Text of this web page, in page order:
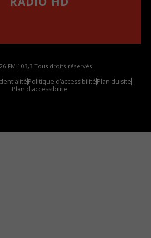
FM 103,3 Tous droits réservés.
Politique d’accessibilitéPlan du site
Plan d'accessibilite